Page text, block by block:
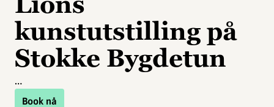
kunstutstilling på
Stokke Bygdetun
…
Book nå